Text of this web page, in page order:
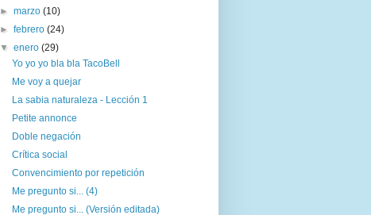
►marzo(10)
►febrero(24)
▼enero(29)
Yo yo yo bla bla TacoBell
Me voy a quejar
La sabia naturaleza - Lección 1
Petite annonce
Doble negación
Crítica social
Convencimiento por repetición
Me pregunto si... (4)
Me pregunto si... (Versión editada)